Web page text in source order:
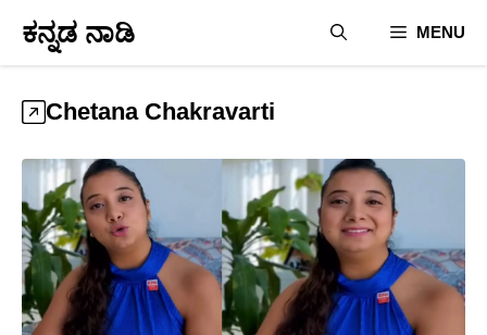
content
ಕನ್ನಡ ನಾಡಿ MENU
Chetana Chakravarti